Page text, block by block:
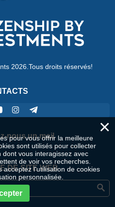
2026.Tous droits réservés!
nous un mail
DE SITE WEB
×
pour vous offrir la meilleure
sont utilisés pour collecter
vous interagissez avec
de voir vos recherches.
acceptez l'utilisation de cookies
personnalisée.